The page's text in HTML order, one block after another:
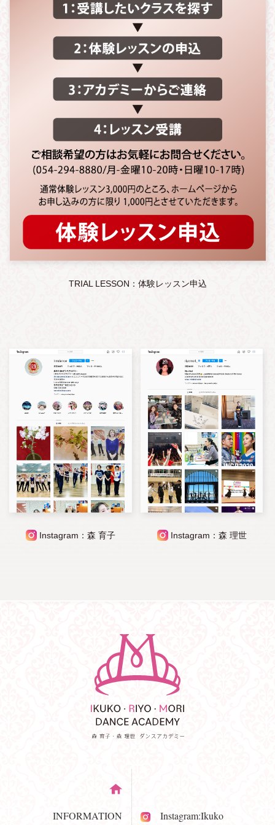
TRIAL LESSON：体験レッスン申込
Instagram：森 育子 Instagram：森 理世
INFORMATION Instagram:Ikuko